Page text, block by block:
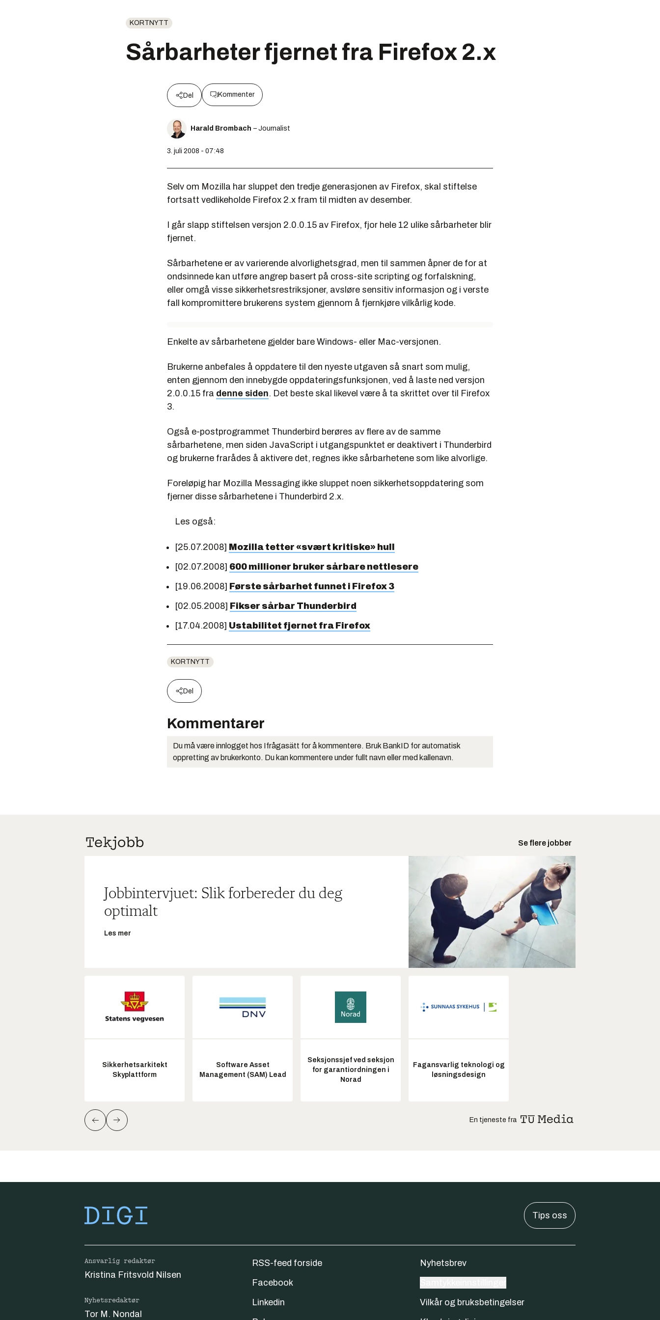
KORTNYTT
Sårbarheter fjernet fra Firefox 2.x
Del Kommenter
Harald Brombach – Journalist
3. juli 2008 - 07:48
Selv om Mozilla har sluppet den tredje generasjonen av Firefox, skal stiftelse
fortsatt vedlikeholde Firefox 2.x fram til midten av desember.
I går slapp stiftelsen versjon 2.0.0.15 av Firefox, fjor hele 12 ulike sårbarheter blir
fjernet.
Sårbarhetene er av varierende alvorlighetsgrad, men til sammen åpner de for at
ondsinnede kan utføre angrep basert på cross-site scripting og forfalskning,
eller omgå visse sikkerhetsrestriksjoner, avsløre sensitiv informasjon og i verste
fall kompromittere brukerens system gjennom å fjernkjøre vilkårlig kode.
Enkelte av sårbarhetene gjelder bare Windows- eller Mac-versjonen.
Brukerne anbefales å oppdatere til den nyeste utgaven så snart som mulig,
enten gjennom den innebygde oppdateringsfunksjonen, ved å laste ned versjon
2.0.0.15 fra denne siden. Det beste skal likevel være å ta skrittet over til Firefox
3.
Også e-postprogrammet Thunderbird berøres av flere av de samme
sårbarhetene, men siden JavaScript i utgangspunktet er deaktivert i Thunderbird
og brukerne frarådes å aktivere det, regnes ikke sårbarhetene som like alvorlige.
Foreløpig har Mozilla Messaging ikke sluppet noen sikkerhetsoppdatering som
fjerner disse sårbarhetene i Thunderbird 2.x.
Les også:
[25.07.2008] Mozilla tetter «svært kritiske» hull
[02.07.2008] 600 millioner bruker sårbare nettlesere
[19.06.2008] Første sårbarhet funnet i Firefox 3
[02.05.2008] Fikser sårbar Thunderbird
[17.04.2008] Ustabilitet fjernet fra Firefox
KORTNYTT
Del
Kommentarer
Du må være innlogget hos Ifrågasätt for å kommentere. Bruk BankID for automatisk
oppretting av brukerkonto. Du kan kommentere under fullt navn eller med kallenavn.
Se flere jobber
Jobbintervjuet: Slik forbereder du deg
optimalt
Les mer
Sikkerhetsarkitekt
Skyplattform
Software Asset
Management (SAM) Lead
Seksjonssjef ved seksjon
for garantiordningen i
Norad
Fagansvarlig teknologi og
løsningsdesign
En tjeneste fra
Tips oss
Ansvarlig redaktør
Kristina Fritsvold Nilsen
Nyhetsredaktør
Tor M. Nondal
RSS-feed forside
Facebook
Linkedin
Nyhetsbrev
Vilkår og bruksbetingelser